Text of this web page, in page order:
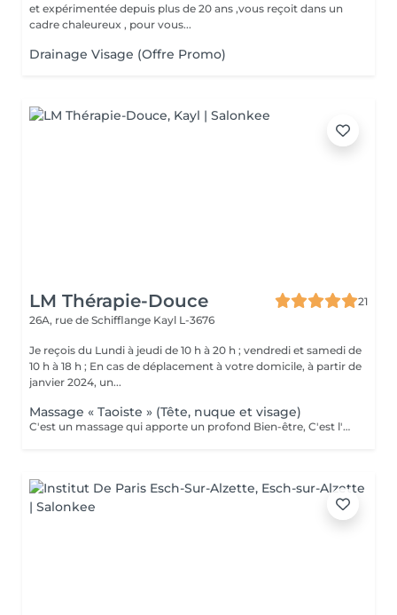
et expérimentée depuis plus de 20 ans ,vous reçoit dans un
cadre chaleureux , pour vous...
Drainage Visage (Offre Promo)
LM Thérapie-Douce
21
26A, rue de Schifflange Kayl L-3676
Je reçois du Lundi à jeudi de 10 h à 20 h ; vendredi et samedi de
10 h à 18 h ; En cas de déplacement à votre domicile, à partir de
janvier 2024, un...
Massage « Taoiste » (Tête, nuque et visage)
C'est un massage qui apporte un profond Bien-être, C'est l'une des techniques les plus efficaces pour harmoniser le corps et l'esprit, lutter contre le stress, l'agitation, L'anxiété, les émotions, l insomnie, la fatigue etc ... La tête est le lieu où se réuni et se concentre l'ensemble du système nerveux. Toutes les informations transmises aux nerfs transitent par la tête. Le massage de la tête Prodigue à l'ensemble du corps relaxation, une meilleure circulation du sang et une Bonne oxygénation. Le massage de la nuque et épaules permet de soulager les douleurs, décontracter les muscles et les tensions. Contre-indications : Il est déconseillé aux patients souffrant de problème d'hypertension artérielle grave, Aux patients ayant subi une opération crânienne récente (moins de 3 mois), a toutes personnes qui réagiraient de manière inhabituelle pendant le massage (agitation, raideur etc)...ou des lésions cutanées sur la tête. Le visage a de très nombreux muscles, qui eux aussi doivent travailler pour être en forme. Le massage du visage relâche les tensions, détends en profondeur, améliore la santé des yeux, du nez, atténue aussi les rides, les crispations, dénoue les muscles tendus, décontracte la mâchoire. Il combat et prévient les migraines et les maux de tête. Il améliore l'humeur de la personne. Il aide à réduire l'insomnie et l'anxiété. Il combat le rhume et apporte un soulagement immédiat aux personnes souffrant de sinusite. Il favorise la concentration